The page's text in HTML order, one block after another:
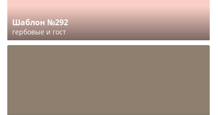
Шаблон №292
гербовые и гост